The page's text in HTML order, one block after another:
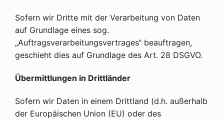
Sofern wir Dritte mit der Verarbeitung von Daten
auf Grundlage eines sog.
„Auftragsverarbeitungsvertrages“ beauftragen,
geschieht dies auf Grundlage des Art. 28 DSGVO.
Übermittlungen in Drittländer
Sofern wir Daten in einem Drittland (d.h. außerhalb
der Europäischen Union (EU) oder des